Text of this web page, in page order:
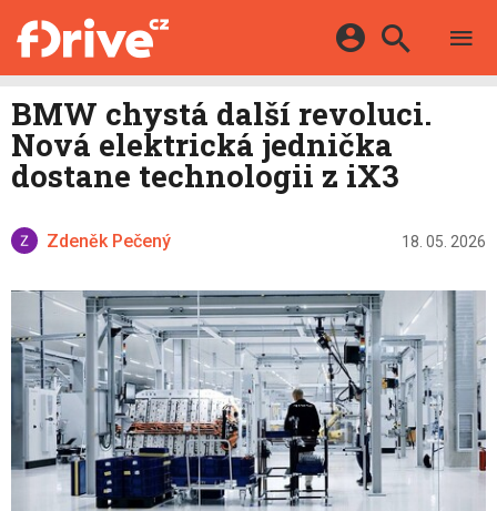
KATALOG
MAPA STANIC
DALŠÍ
HYBRIDY
E-MOTORSPORT
OSTATNÍ
Facebook Google
BMW chystá další revoluci.
Nová elektrická jednička
dostane technologii z iX3
Zdeněk Pečený 18. 05. 2026